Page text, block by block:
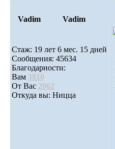
Vadim Vadim
Стаж: 19 лет 6 мес. 15 дней
Сообщения: 45634
Благодарности:
Вам 3810
От Вас 2062
Откуда вы: Ницца